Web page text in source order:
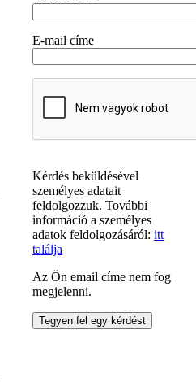
E-mail címe
Kérdés beküldésével
személyes adatait
feldolgozzuk. További
információ a személyes
adatok feldolgozásáról:itt
találja
Az Ön email címe nem fog
megjelenni.